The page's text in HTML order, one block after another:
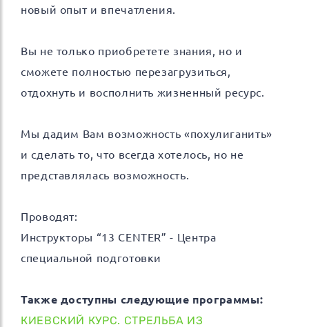
новый опыт и впечатления.
Вы не только приобретете знания, но и
сможете полностью перезагрузиться,
отдохнуть и восполнить жизненный ресурс.
Мы дадим Вам возможность «похулиганить»
и сделать то, что всегда хотелось, но не
представлялась возможность.
Проводят:
Инструкторы “13 CENTER” - Центра
специальной подготовки
Также доступны следующие программы:
КИЕВСКИЙ КУРС. СТРЕЛЬБА ИЗ